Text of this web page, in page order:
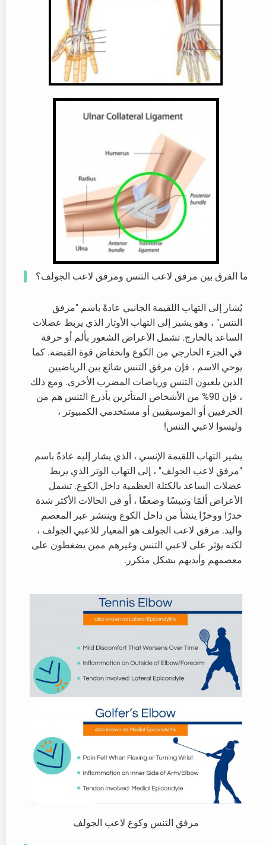
ما الفرق بين مرفق لاعب التنس ومرفق لاعب الجولف؟
يُشار إلى التهاب اللقيمة الجانبي عادةً باسم "مرفق
التنس" ، وهو يشير إلى التهاب الأوتار الذي يربط عضلات
الساعد بالخارج. تشمل الأعراض الشعور بألم أو حرقة
في الجزء الخارجي من الكوع وانخفاض قوة القبضة. كما
يوحي الاسم ، فإن مرفق التنس شائع بين الرياضيين
الذين يلعبون التنس ورياضات المضرب الأخرى. ومع ذلك
، فإن 90% من الأشخاص المتأثرين بأذرع التنس هم من
الحرفيين أو الموسيقيين أو مستخدمي الكمبيوتر ،
وليسوا لاعبي التنس!
يشير التهاب اللقيمة الإنسي ، الذي يشار إليه عادةً باسم
"مرفق لاعب الجولف" ، إلى التهاب الوتر الذي يربط
عضلات الساعد بالكتلة العظمية داخل الكوع. تشمل
الأعراض ألمًا وتيبسًا وضعفًا ، أو في الحالات الأكثر شدة
خدرًا ووخزًا ينشأ من داخل الكوع وينتشر عبر المعصم
واليد. مرفق لاعب الجولف هو المعيار للاعبي الجولف ،
لكنه يؤثر على لاعبي التنس وغيرهم ممن يضغطون على
معصمهم وأيديهم بشكل متكرر.
مرفق التنس وكوع لاعب الجولف